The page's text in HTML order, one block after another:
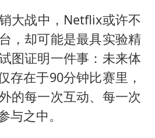
大战中，Netflix或许不
，却可能是最具实验精
图证明一件事：未来体
存在于90分钟比赛里，
的每一次互动、每一次
与之中。